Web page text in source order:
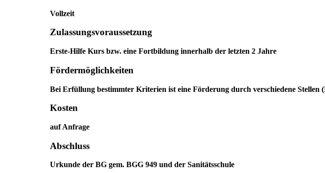
Vollzeit
Zulassungsvoraussetzung
Erste-Hilfe Kurs bzw. eine Fortbildung innerhalb der letzten 2 Jahre
Fördermöglichkeiten
Bei Erfüllung bestimmter Kriterien ist eine Förderung durch verschiedene
Kosten
auf Anfrage
Abschluss
Urkunde der BG gem. BGG 949 und der Sanitätsschule